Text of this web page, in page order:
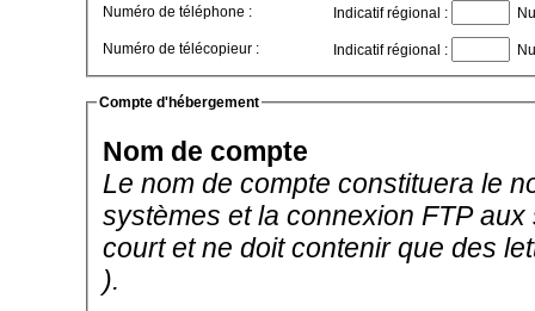
Numéro de téléphone : Indicatif régional :
Numéro de télécopieur : Indicatif régional :
Compte d'hébergement
Nom de compte
Le nom de compte constituera le
systèmes et la connexion FTP
court et ne doit contenir que des
).